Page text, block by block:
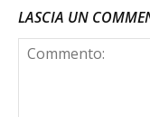
LASCIA UN